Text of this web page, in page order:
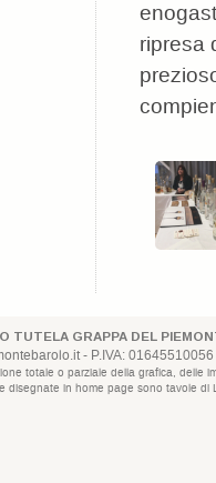
ripresa
TUTELA GRAPPA DEL
- P.IVA:
totale o parziale della grafica,
disegnate in home page sono tavole